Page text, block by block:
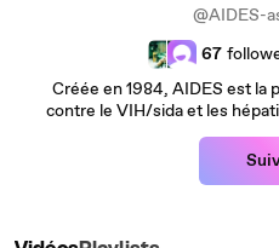
@AIDES-
67
Créée en 1984, AIDES est la
contre le VIH/sida et les